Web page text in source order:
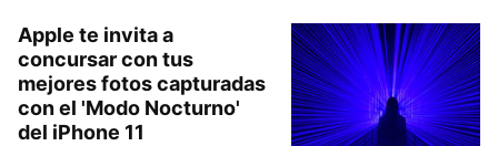
Apple te invita a
concursar con tus
mejores fotos capturadas
con el 'Modo Nocturno'
del iPhone 11